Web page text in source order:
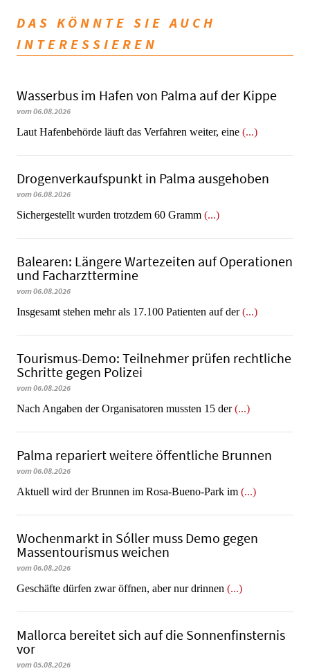
DAS KÖNNTE SIE AUCH
INTERESSIEREN
Wasserbus im Hafen von Palma auf der Kippe
vom 06.08.2026
Laut Hafenbehörde läuft das Verfahren weiter, eine (...)
Dro­gen­ver­kaufs­punkt in Palma ausgehoben
vom 06.08.2026
​​​​​​​Sichergestellt wurden trotzdem 60 Gramm (...)
Balearen: Längere Wartezeiten auf Operationen
und Facharzttermine
vom 06.08.2026
Insgesamt stehen mehr als 17.100 Patienten auf der(...)
Tourismus-Demo: Teilnehmer prüfen rechtliche
Schritte gegen Polizei
vom 06.08.2026
Nach Angaben der Organisatoren mussten 15 der(...)
Palma repariert weitere öffentliche Brunnen
vom 06.08.2026
Aktuell wird der Brunnen im Rosa-Bueno-Park im (...)
Wochenmarkt in Sóller muss Demo gegen
Massentourismus weichen
vom 06.08.2026
Geschäfte dürfen zwar öffnen, aber nur drinnen (...)
Mallorca bereitet sich auf die Sonnenfinsternis
vor
vom 05.08.2026